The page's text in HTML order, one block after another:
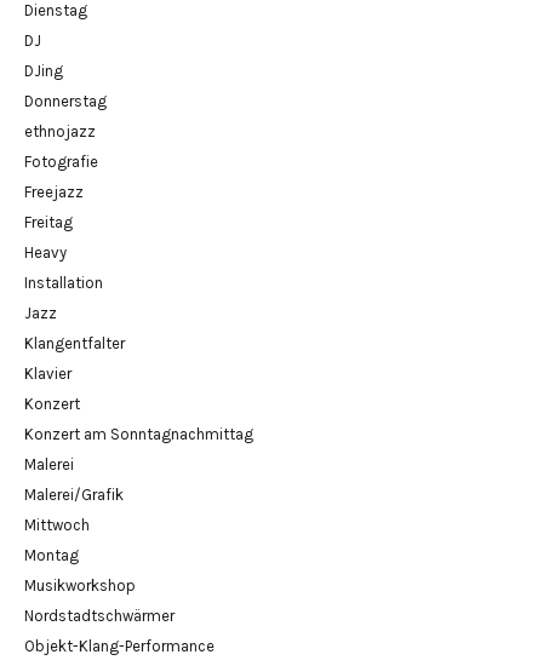
Dienstag
DJ
DJing
Donnerstag
ethnojazz
Fotografie
Freejazz
Freitag
Heavy
Installation
Jazz
Klangentfalter
Klavier
Konzert
Konzert am Sonntagnachmittag
Malerei
Malerei/Grafik
Mittwoch
Montag
Musikworkshop
Nordstadtschwärmer
Objekt-Klang-Performance